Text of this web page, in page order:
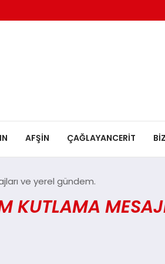
AFŞİN ÇAĞLAYANCERİT
ve yerel gündem.
KUTLAMA